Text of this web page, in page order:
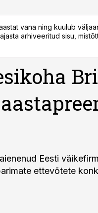
vana ning kuulub
arhiveeritud sisu,
Eesti
ettevõtete